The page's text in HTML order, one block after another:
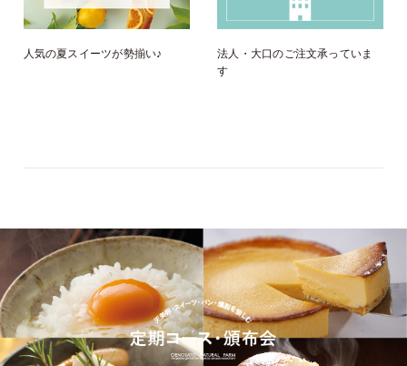
人気の夏スイーツが勢揃い♪
法人・大口のご注文承っていま
す